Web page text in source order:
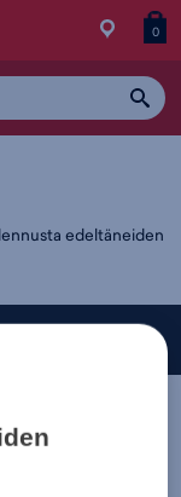
Siirry
0
edeltäneiden